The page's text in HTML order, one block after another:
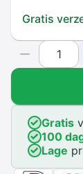
Gratis
Gratis
100
Lage